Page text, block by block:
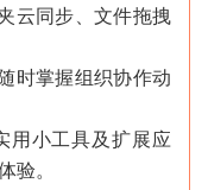
云同步、文件拖拽
时掌握组织协作动
用小工具及扩展应
验。